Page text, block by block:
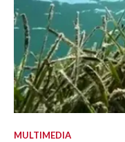
MULTIMEDIA